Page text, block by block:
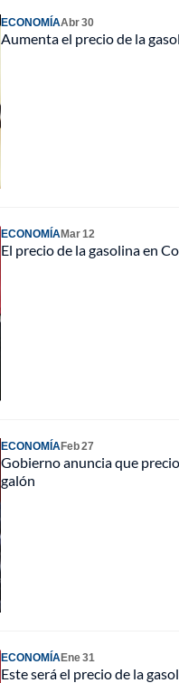
ECONOMÍAAbr 30
Aumenta el precio de la
ECONOMÍAMar 12
El precio de la gasolina en
ECONOMÍAFeb 27
Gobierno anuncia que
galón
ECONOMÍAEne 31
Este será el precio de la